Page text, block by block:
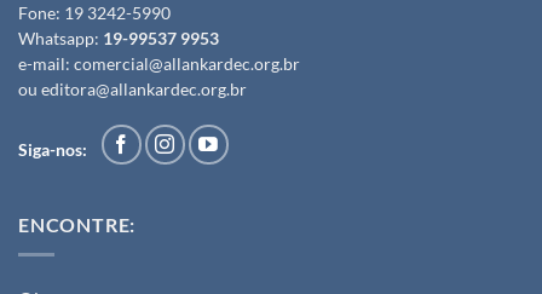
Fone: 19 3242-5990
Whatsapp: 19-99537 9953
e-mail: comercial@allankardec.org.br
ou editora@allankardec.org.br
Siga-nos:
ENCONTRE: